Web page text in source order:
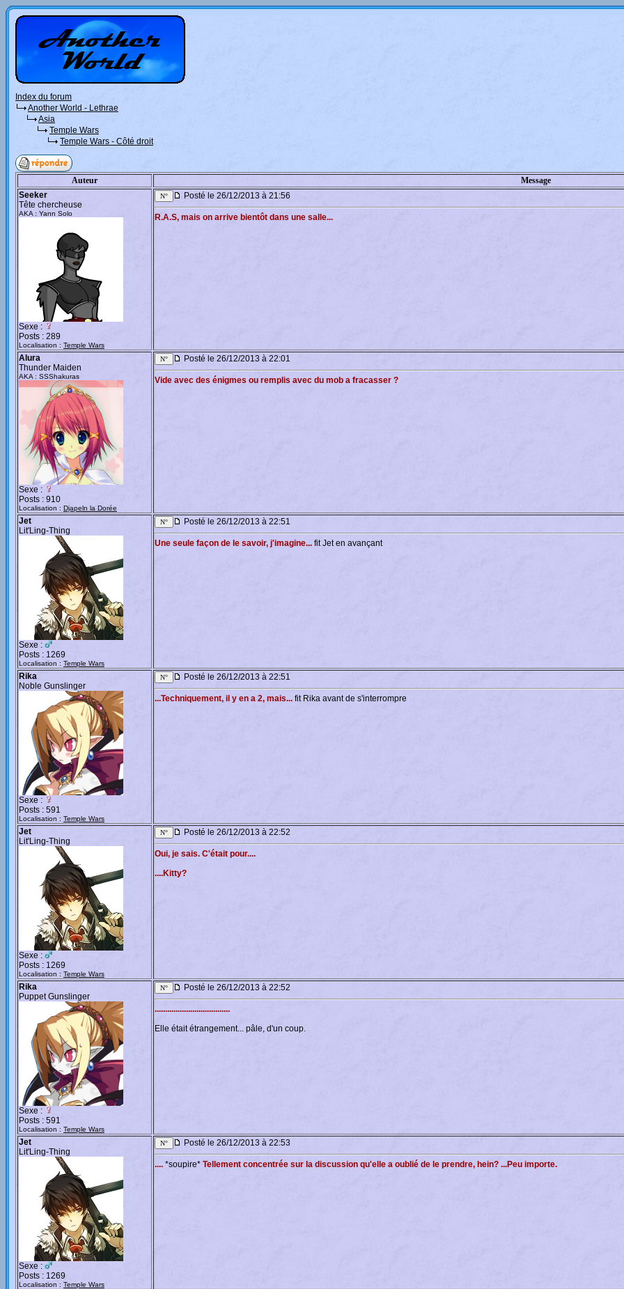
Index du forum
Another World - Lethrae
Asia
Temple Wars
Temple Wars - Côté droit
Auteur
Message
Seeker
Tête chercheuse
AKA : Yann Solo
Sexe :
Posts : 289
Localisation : Temple Wars
Posté le 26/12/2013 à 21:56
R.A.S, mais on arrive bientôt dans une salle...
Alura
Thunder Maiden
AKA : SSShakuras
Sexe :
Posts : 910
Localisation : Djapeln la Dorée
Posté le 26/12/2013 à 22:01
Vide avec des énigmes ou remplis avec du mob a fracasser ?
Jet
Lit'Ling-Thing
Sexe :
Posts : 1269
Localisation : Temple Wars
Posté le 26/12/2013 à 22:51
Une seule façon de le savoir, j'imagine... fit Jet en avançant
Rika
Noble Gunslinger
Sexe :
Posts : 591
Localisation : Temple Wars
Posté le 26/12/2013 à 22:51
...Techniquement, il y en a 2, mais... fit Rika avant de s'interrompre
Jet
Lit'Ling-Thing
Sexe :
Posts : 1269
Localisation : Temple Wars
Posté le 26/12/2013 à 22:52
Oui, je sais. C'était pour....
....Kitty?
Rika
Puppet Gunslinger
Sexe :
Posts : 591
Localisation : Temple Wars
Posté le 26/12/2013 à 22:52
....................................
Elle était étrangement... pâle, d'un coup.
Jet
Lit'Ling-Thing
Sexe :
Posts : 1269
Localisation : Temple Wars
Posté le 26/12/2013 à 22:53
.... *soupire* Tellement concentrée sur la discussion qu'elle a oublié de le prendre, hein? ...Peu importe.